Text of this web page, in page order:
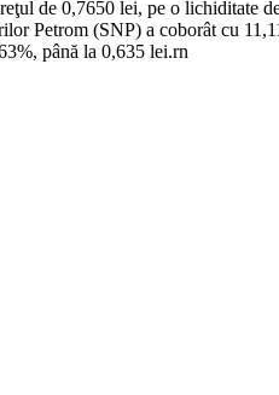
de 0,7650 lei, pe o lichiditate
Petrom (SNP) a coborât cu
până la 0,635 lei.rn